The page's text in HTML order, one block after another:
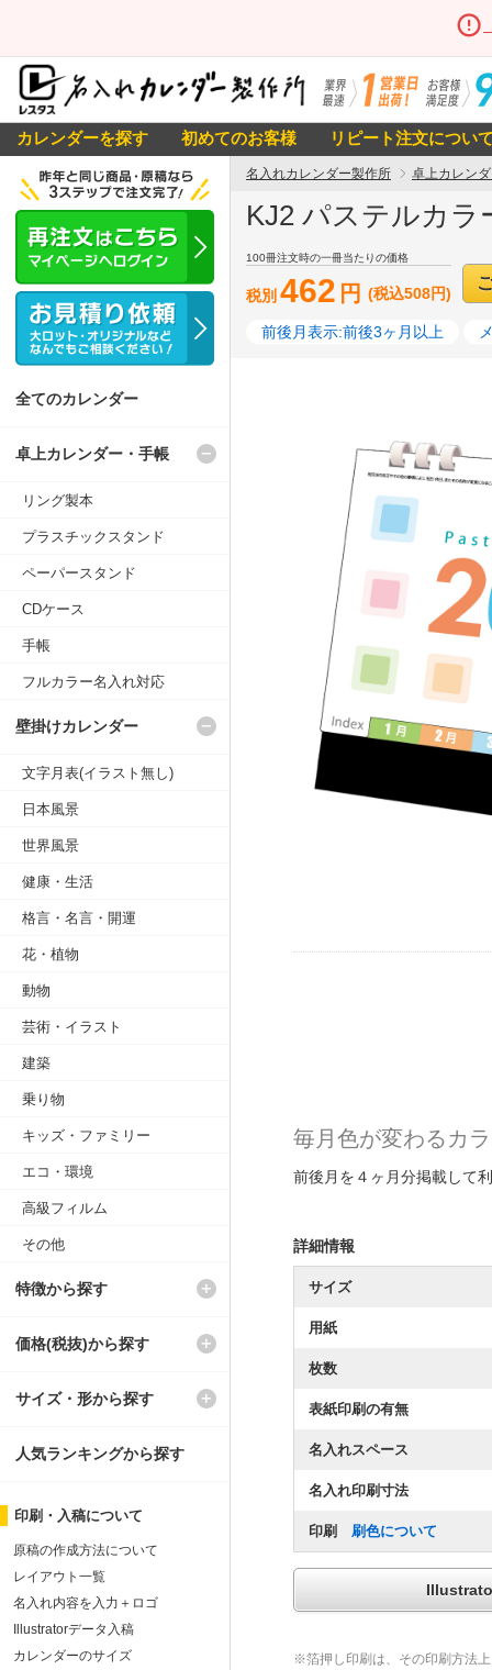
カレンダーを探す 初めてのお客様 リピート注文につい
名入れカレンダー製作所 卓上カレン
KJ2 パステルカ
100冊注文時の一冊当たりの価格
税別462 円 (税込508円)
前後月表示:前後3ヶ月以上
毎月色が変わるカ
前後月を４ヶ月分掲載して
詳細情報
サイズ
用紙
枚数
表紙印刷の有無
名入れスペース
名入れ印刷寸法
印刷 刷色について
※箔押し印刷は、その印刷方法
全てのカレンダー
卓上カレンダー・手帳
リング製本
プラスチックスタンド
ペーパースタンド
CDケース
手帳
フルカラー名入れ対応
壁掛けカレンダー
文字月表(イラスト無し)
日本風景
世界風景
健康・生活
格言・名言・開運
花・植物
動物
芸術・イラスト
建築
乗り物
キッズ・ファミリー
エコ・環境
高級フィルム
その他
特徴から探す
価格(税抜)から探す
サイズ・形から探す
人気ランキングから探す
印刷・入稿について
原稿の作成方法について
レイアウト一覧
名入れ内容を入力＋ロゴ
Illustratorデータ入稿
カレンダーのサイズ